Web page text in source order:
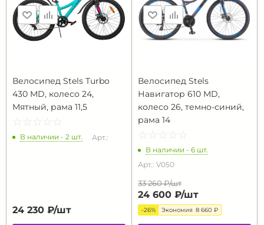
Велосипед Stels Turbo
430 MD, колесо 24,
Мятный, рама 11,5
☆ ☆ ☆ ☆ ☆
★ ★ ★ ★ ★
В наличии - 2 шт. Арт.:
24 230 ₽/шт
Велосипед Stels
Навигатор 610 MD,
колесо 26, темно-синий,
рама 14
☆ ☆ ☆ ☆ ☆
★ ★ ★ ★ ★
В наличии - 6 шт.
Арт.: V050
33 260 ₽/шт
24 600 ₽/шт
-26% Экономия 8 660 ₽